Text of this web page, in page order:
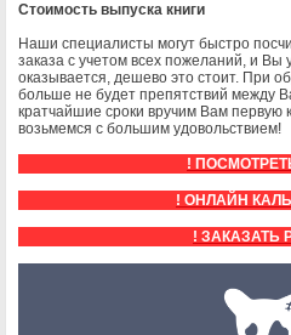
Стоимость выпуска книги
Наши специалисты могут быстро
заказа с учетом всех пожеланий, и Вы
оказывается, дешево это стоит. При
больше не будет препятствий между
кратчайшие сроки вручим Вам первую
возьмемся с большим удовольствием!
!
! ОНЛАЙН
! ЗАКАЗАТЬ